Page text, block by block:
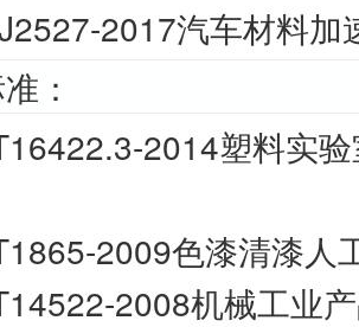
2017汽车材料加
：
2014塑料实
2009色漆清漆人
2008机械工业